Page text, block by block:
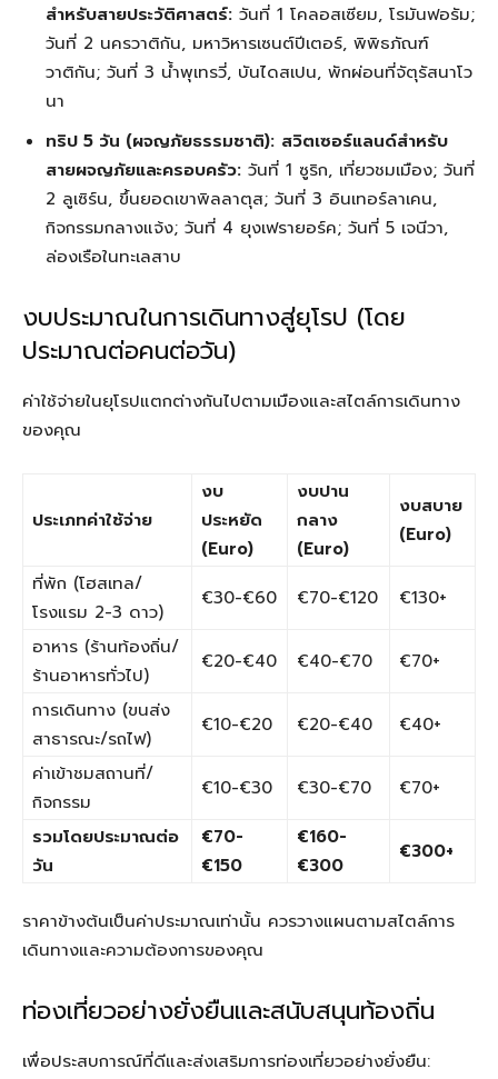
สำหรับสายประวัติศาสตร์: วันที่ 1 โคลอสเซียม, โรมันฟอรัม;
วันที่ 2 นครวาติกัน, มหาวิหารเซนต์ปีเตอร์, พิพิธภัณฑ์
วาติกัน; วันที่ 3 น้ำพุเทรวี่, บันไดสเปน, พักผ่อนที่จัตุรัสนาโว
นา
ทริป 5 วัน (ผจญภัยธรรมชาติ): สวิตเซอร์แลนด์สำหรับ
สายผจญภัยและครอบครัว: วันที่ 1 ซูริก, เที่ยวชมเมือง; วันที่
2 ลูเซิร์น, ขึ้นยอดเขาพิลลาตุส; วันที่ 3 อินเทอร์ลาเคน,
กิจกรรมกลางแจ้ง; วันที่ 4 ยุงเฟรายอร์ค; วันที่ 5 เจนีวา,
ล่องเรือในทะเลสาบ
งบประมาณในการเดินทางสู่ยุโรป (โดย
ประมาณต่อคนต่อวัน)
ค่าใช้จ่ายในยุโรปแตกต่างกันไปตามเมืองและสไตล์การเดินทาง
ของคุณ
ประเภทค่าใช้จ่าย
งบ
ประหยัด
(Euro)
งบปาน
กลาง
(Euro)
งบสบาย
(Euro)
ที่พัก (โฮสเทล/
โรงแรม 2-3 ดาว)
€30-€60 €70-€120
€130+
อาหาร (ร้านท้องถิ่น/
ร้านอาหารทั่วไป)
€20-€40 €40-€70
€70+
การเดินทาง (ขนส่ง
สาธารณะ/รถไฟ)
€10-€20 €20-€40
€40+
ค่าเข้าชมสถานที่/
กิจกรรม
€10-€30 €30-€70
€70+
รวมโดยประมาณต่อ
วัน
€70-
€150
€160-
€300
€300+
ราคาข้างต้นเป็นค่าประมาณเท่านั้น ควรวางแผนตามสไตล์การ
เดินทางและความต้องการของคุณ
ท่องเที่ยวอย่างยั่งยืนและสนับสนุนท้องถิ่น
เพื่อประสบการณ์ที่ดีและส่งเสริมการท่องเที่ยวอย่างยั่งยืน: